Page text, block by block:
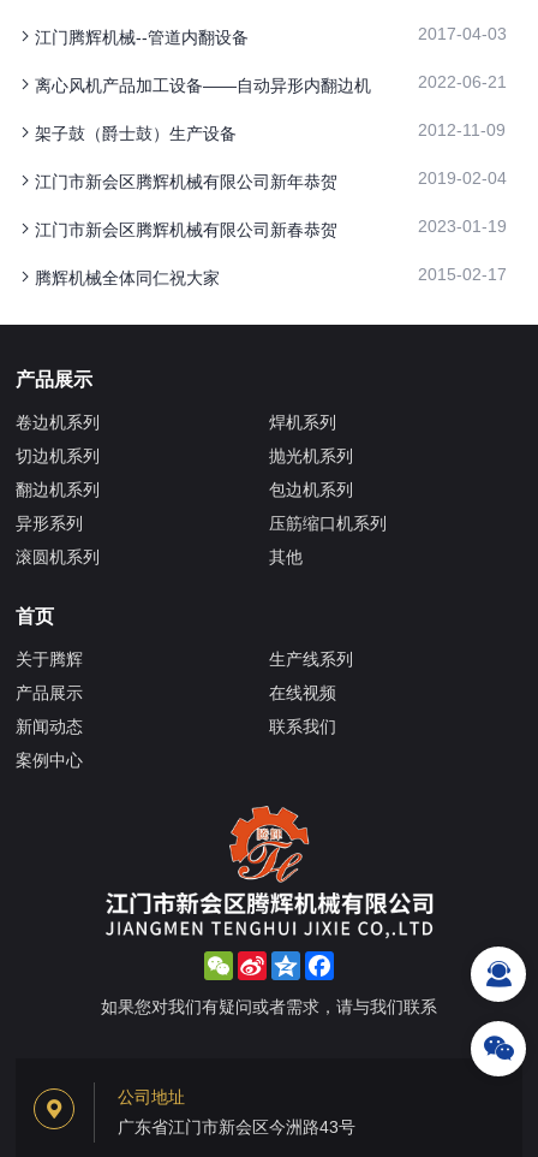
江门腾辉机械--管道内翻设备 2017-04-03
离心风机产品加工设备——自动异形内翻边机 2022-06-21
架子鼓（爵士鼓）生产设备 2012-11-09
江门市新会区腾辉机械有限公司新年恭贺 2019-02-04
江门市新会区腾辉机械有限公司新春恭贺 2023-01-19
腾辉机械全体同仁祝大家 2015-02-17
产品展示
卷边机系列
切边机系列
翻边机系列
异形系列
滚圆机系列
焊机系列
抛光机系列
包边机系列
压筋缩口机系列
其他
首页
关于腾辉
产品展示
新闻动态
案例中心
生产线系列
在线视频
联系我们
WeChat
Sina
Weibo
Qzone
如果您对我们有疑问或者需求，请与我们联系
公司地址
广东省江门市新会区今洲路43号